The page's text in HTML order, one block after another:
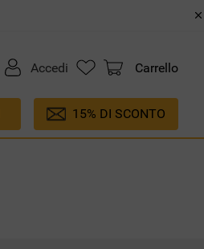
Accedi Carrello
15% DI SCONTO